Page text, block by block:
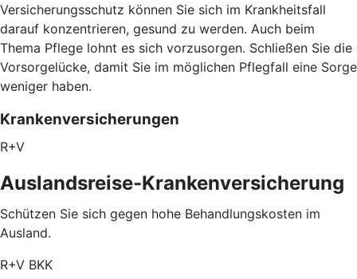
Versicherungsschutz können Sie sich im Krankheitsfall
darauf konzentrieren, gesund zu werden. Auch beim
Thema Pflege lohnt es sich vorzusorgen. Schließen Sie die
Vorsorgelücke, damit Sie im möglichen Pflegfall eine Sorge
weniger haben.
Krankenversicherungen
R+V
Auslandsreise-Krankenversicherung
Schützen Sie sich gegen hohe Behandlungskosten im
Ausland.
R+V BKK